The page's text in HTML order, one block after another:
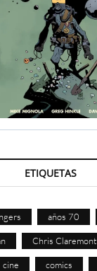
ETIQUETAS
años 70
Chris Claremont
cine comics